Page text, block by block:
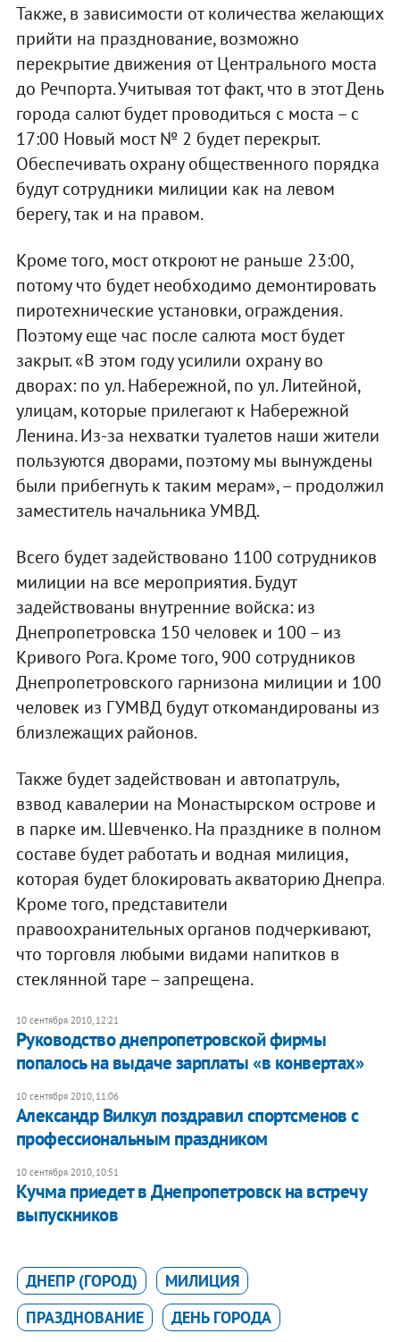
Также, в зависимости от количества желающих
прийти на празднование, возможно
перекрытие движения от Центрального моста
до Речпорта. Учитывая тот факт, что в этот День
города салют будет проводиться с моста – с
17:00 Новый мост № 2 будет перекрыт.
Обеспечивать охрану общественного порядка
будут сотрудники милиции как на левом
берегу, так и на правом.
Кроме того, мост откроют не раньше 23:00,
потому что будет необходимо демонтировать
пиротехнические установки, ограждения.
Поэтому еще час после салюта мост будет
закрыт. «В этом году усилили охрану во
дворах: по ул. Набережной, по ул. Литейной,
улицам, которые прилегают к Набережной
Ленина. Из-за нехватки туалетов наши жители
пользуются дворами, поэтому мы вынуждены
были прибегнуть к таким мерам», – продолжил
заместитель начальника УМВД.
Всего будет задействовано 1100 сотрудников
милиции на все мероприятия. Будут
задействованы внутренние войска: из
Днепропетровска 150 человек и 100 – из
Кривого Рога. Кроме того, 900 сотрудников
Днепропетровского гарнизона милиции и 100
человек из ГУМВД будут откомандированы из
близлежащих районов.
Также будет задействован и автопатруль,
взвод кавалерии на Монастырском острове и
в парке им. Шевченко. На празднике в полном
составе будет работать и водная милиция,
которая будет блокировать акваторию Днепра.
Кроме того, представители
правоохранительных органов подчеркивают,
что торговля любыми видами напитков в
стеклянной таре – запрещена.
10 сентября 2010, 12:21
Руководство днепропетровской фирмы
попалось на выдаче зарплаты «в конвертах»
10 сентября 2010, 11:06
Александр Вилкул поздравил спортсменов с
профессиональным праздником
10 сентября 2010, 10:51
Кучма приедет в Днепропетровск на встречу
выпускников
ДНЕПР (ГОРОД)
МИЛИЦИЯ
ПРАЗДНОВАНИЕ
ДЕНЬ ГОРОДА